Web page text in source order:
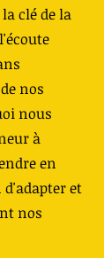
clé de la
nos
nous
à
en
et
nos